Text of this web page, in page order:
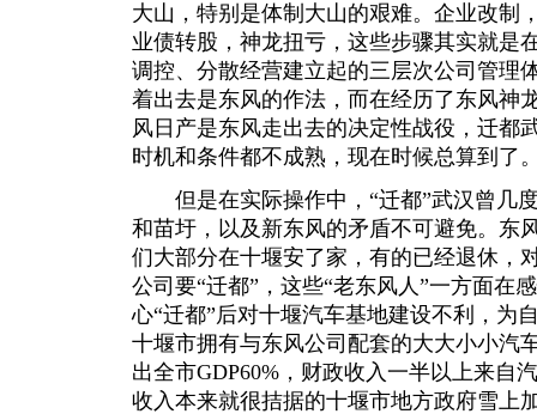
大山，特别是体制大山的艰难。企业改制
业债转股，神龙扭亏，这些步骤其实就是
调控、分散经营建立起的三层次公司管理
着出去是东风的作法，而在经历了东风神
风日产是东风走出去的决定性战役，迁都
时机和条件都不成熟，现在时候总算到了
但是在实际操作中，“迁都”武汉曾几
和苗圩，以及新东风的矛盾不可避免。东
们大部分在十堰安了家，有的已经退休，
公司要“迁都”，这些“老东风人”一方面在
心“迁都”后对十堰汽车基地建设不利，为
十堰市拥有与东风公司配套的大大小小汽
出全市GDP60%，财政收入一半以上来自
收入本来就很拮据的十堰市地方政府雪上